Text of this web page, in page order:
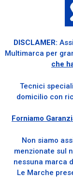
DISCLAMER:
Multimarca per
che
Tecnici
domicilio con
Forniamo
Non siamo
menzionate sul
nessuna marca
Le Marche